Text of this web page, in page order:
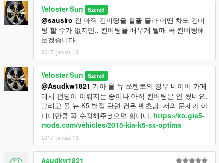
Veloster Sun Szerző
@sausiro 전 아직 컨버팅을 할줄 몰라 어떤 차도 컨버
팅 할 수가 없지만.. 컨버팅을 배우게 될때 꼭 컨버팅해
보겠습니다.
2017. január 13.
Veloster Sun Szerző
@Asudkw1821 기아 올 뉴 쏘렌토의 경우 네이버 카페
에서 펀딩이 이뤄지는 중이나 아직 컨버팅은 안 됬네요.
그리고 올 뉴 K5 별점 관련 건은 벤츠님, 저의 문제가 아
니니만큼 꼭 수정해주셨으면 합니다. https://ko.gta5-
mods.com/vehicles/2015-kia-k5-sx-optima
2017. január 13.
Asudkw1821